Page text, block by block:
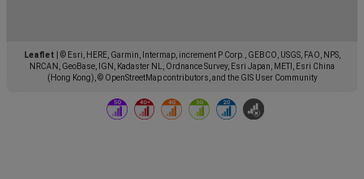
Leaflet
© Esri, HERE, Garmin, Intermap, increment P Corp., GEBCO, USGS, FAO, NPS,
NRCAN, GeoBase, IGN, Kadaster NL, Ordnance Survey, Esri Japan, METI, Esri China
(Hong Kong), © OpenStreetMap contributors, and the GIS User Community